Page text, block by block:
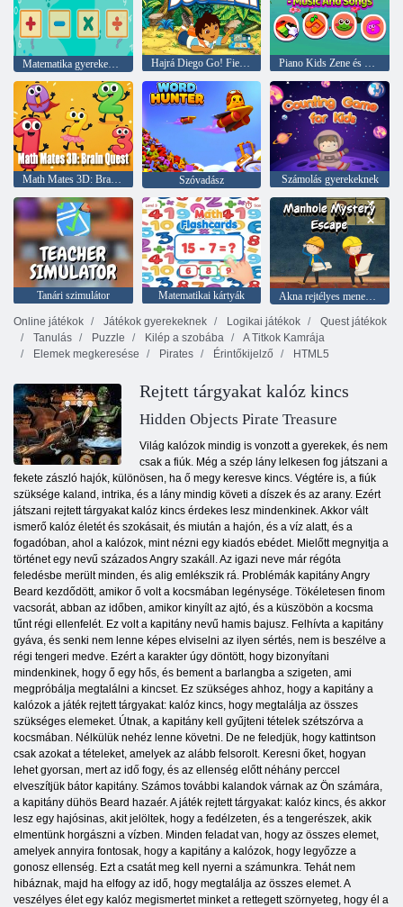
Matematika gyerekeknek Hajrá Diego Go! Field Journal Piano Kids Zene és Dalok
Math Mates 3D: Brain Quest Szóvadász Számolás gyerekeknek
Tanári szimulátor Matematikai kártyák
Akna rejtélyes menekülés
Online játékok
Játékok gyerekeknek Logikai játékok
Quest játékok
Tanulás
Puzzle Kilép a szobába
A Titkok Kamrája
Elemek megkeresése
Pirates Érintőkijelző HTML5
Rejtett tárgyakat kalóz kincs
Hidden Objects Pirate Treasure
Világ kalózok mindig is vonzott a gyerekek, és nem
csak a fiúk. Még a szép lány lelkesen fog játszani a
fekete zászló hajók, különösen, ha ő megy keresve kincs. Végtére is, a fiúk
szüksége kaland, intrika, és a lány mindig követi a díszek és az arany. Ezért
játszani rejtett tárgyakat kalóz kincs érdekes lesz mindenkinek. Akkor vált
ismerő kalóz életét és szokásait, és miután a hajón, és a víz alatt, és a
fogadóban, ahol a kalózok, mint nézni egy kiadós ebédet. Mielőtt megnyitja a
történet egy nevű százados Angry szakáll. Az igazi neve már régóta
feledésbe merült minden, és alig emlékszik rá. Problémák kapitány Angry
Beard kezdődött, amikor ő volt a kocsmában legénysége. Tökéletesen finom
vacsorát, abban az időben, amikor kinyílt az ajtó, és a küszöbön a kocsma
tűnt régi ellenfelét. Ez volt a kapitány nevű hamis bajusz. Felhívta a kapitány
gyáva, és senki nem lenne képes elviselni az ilyen sértés, nem is beszélve a
régi tengeri medve. Ezért a karakter úgy döntött, hogy bizonyítani
mindenkinek, hogy ő egy hős, és bement a barlangba a szigeten, ami
megpróbálja megtalálni a kincset. Ez szükséges ahhoz, hogy a kapitány a
kalózok a játék rejtett tárgyakat: kalóz kincs, hogy megtalálja az összes
szükséges elemeket. Útnak, a kapitány kell gyűjteni tételek szétszórva a
kocsmában. Nélkülük nehéz lenne követni. De ne feledjük, hogy kattintson
csak azokat a tételeket, amelyek az alább felsorolt. Keresni őket, hogyan
lehet gyorsan, mert az idő fogy, és az ellenség előtt néhány perccel
elveszítjük bátor kapitány. Számos további kalandok várnak az Ön számára,
a kapitány dühös Beard hazaér. A játék rejtett tárgyakat: kalóz kincs, és akkor
lesz egy hajósinas, akit jelöltek, hogy a fedélzeten, és a tengerészek, akik
elmentünk horgászni a vízben. Minden feladat van, hogy az összes elemet,
amelyek annyira fontosak, hogy a kapitány a kalózok, hogy legyőzze a
gonosz ellenség. Ezt a csatát meg kell nyerni a számunkra. Tehát nem
hibáznak, majd ha elfogy az idő, hogy megtalálja az összes elemet. A
veszélyes élet egy kalóz megismertet minket a rettegett szörnyeteg, hogy él a